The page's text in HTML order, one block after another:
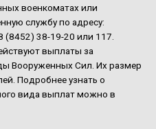
военкоматах или
службу по адресу:
(8452) 38-19-20 или 117.
выплаты за
Вооруженных Сил. Их размер
Подробнее узнать о
вида выплат можно в